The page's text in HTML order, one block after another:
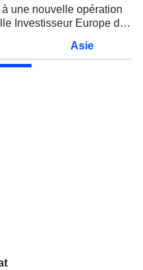
une nouvelle opération
Investisseur Europe de
Asie